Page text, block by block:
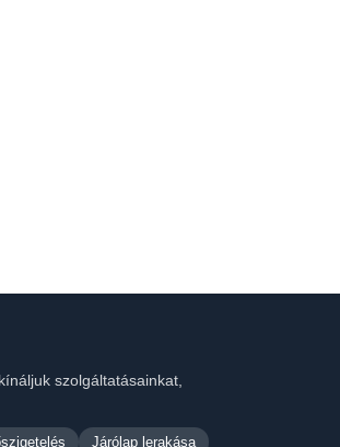
szolgáltatásainkat,
Járólap lerakása